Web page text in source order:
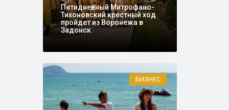
Пятидневный Митрофано-
Тихоновский крестный ход
пройдет из Воронежа в
Задонск
БИЗНЕС